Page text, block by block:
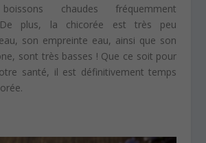
chaudes fréquemment
De plus, la chicorée est très peu
son empreinte eau, ainsi que son
sont très basses ! Que ce soit pour
santé, il est définitivement temps